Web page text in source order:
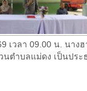
เวลา 09.00 น. นาง
นตำบลแม่ดง เป็นประ